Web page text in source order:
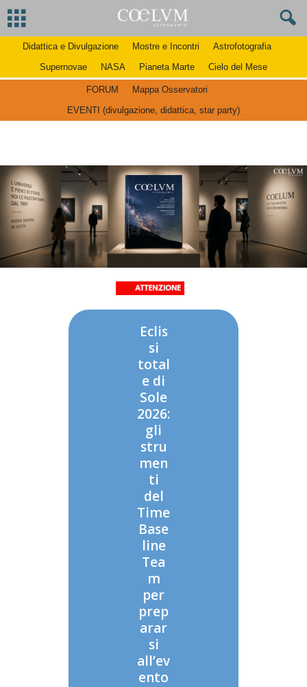
Didattica e Divulgazione Mostre e Incontri
Astrofotografia
Supernovae
NASA Pianeta Marte Cielo del Mese
FORUM
Mappa Osservatori
EVENTI (divulgazione, didattica, star party)
Eclis
si
total
e di
Sole
2026:
gli
stru
men
ti
del
Time
Base
line
Tea
m
per
prep
arar
si
all’ev
ento